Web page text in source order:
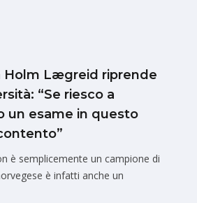
Holm Lægreid riprende
“Se riesco a
un esame in questo
è semplicemente un campione di
è infatti anche un